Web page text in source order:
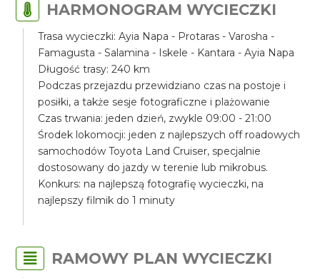
HARMONOGRAM WYCIECZKI
Trasa wycieczki: Ayia Napa - Protaras - Varosha -
Famagusta - Salamina - Iskele - Kantara - Ayia Napa
Długość trasy: 240 km
Podczas przejazdu przewidziano czas na postoje i
posiłki, a także sesje fotograficzne i plażowanie
Czas trwania: jeden dzień, zwykle 09:00 - 21:00
Środek lokomocji: jeden z najlepszych off roadowych
samochodów Toyota Land Cruiser, specjalnie
dostosowany do jazdy w terenie lub mikrobus.
Konkurs: na najlepszą fotografię wycieczki, na
najlepszy filmik do 1 minuty
RAMOWY PLAN WYCIECZKI